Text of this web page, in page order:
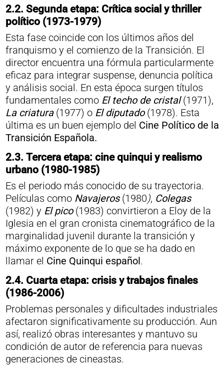
2.2. Segunda etapa: Crítica social y thriller
político (1973-1979)
Esta fase coincide con los últimos años del
franquismo y el comienzo de la Transición. El
director encuentra una fórmula particularmente
eficaz para integrar suspense, denuncia política
y análisis social. En esta época surgen títulos
fundamentales como El techo de cristal(1971),
La criatura(1977) o El diputado(1978). Esta
última es un buen ejemplo del Cine Político de la
Transición Española.
2.3. Tercera etapa: cine quinqui y realismo
urbano (1980-1985)
Es el periodo más conocido de su trayectoria.
Películas como Navajeros(1980), Colegas
(1982) y El pico(1983) convirtieron a Eloy de la
Iglesia en el gran cronista cinematográfico de la
marginalidad juvenil durante la transición y
máximo exponente de lo que se ha dado en
llamar el Cine Quinqui español.
2.4. Cuarta etapa: crisis y trabajos finales
(1986-2006)
Problemas personales y dificultades industriales
afectaron significativamente su producción. Aun
así, realizó obras interesantes y mantuvo su
condición de autor de referencia para nuevas
generaciones de cineastas.